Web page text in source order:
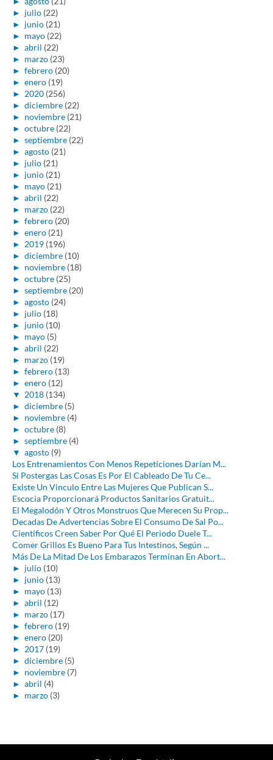
► julio (22)
► junio (21)
► mayo (22)
► abril (22)
► marzo (23)
► febrero (20)
► enero (19)
► 2020 (256)
► diciembre (22)
► noviembre (21)
► octubre (22)
► septiembre (22)
► agosto (21)
► julio (21)
► junio (21)
► mayo (21)
► abril (22)
► marzo (22)
► febrero (20)
► enero (21)
► 2019 (196)
► diciembre (10)
► noviembre (18)
► octubre (25)
► septiembre (20)
► agosto (24)
► julio (18)
► junio (10)
► mayo (5)
► abril (22)
► marzo (19)
► febrero (13)
► enero (12)
▼ 2018 (134)
► diciembre (5)
► noviembre (4)
► octubre (8)
► septiembre (4)
▼ agosto (9)
Los Entrenamientos Con Menos Repeticiones Darían M...
Si Postergas Las Cosas Es Por El Cableado De Tu Ce...
Existe Un Vinculo Entre Las Mujeres Que Publican S...
Escocia Proporcionará Productos Sanitarios Gratuit...
El Megalodón Y Otros Monstruos Que Merecen Su Prop...
Decadas De Advertencias Sobre El Consumo De Sal Po...
Científicos Creen Saber Por Qué El Periodo Duele T...
Comer Grillos Es Bueno Para Tus Intestinos, Según ...
Más De La Mitad De Los Embarazos Terminan En Abort...
► julio (10)
► junio (13)
► mayo (13)
► abril (12)
► marzo (17)
► febrero (19)
► enero (20)
► 2017 (19)
► diciembre (5)
► noviembre (7)
► abril (4)
► marzo (3)